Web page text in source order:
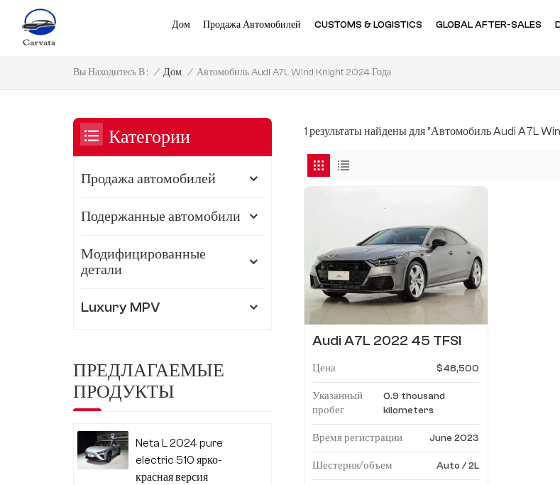
Дом Продажа Автомобилей CUSTOMS & LOGISTICS GLOBAL AFTER-SALES
Вы Находитесь В : / Дом / Автомобиль Audi A7L Wind Knight 2024 Года
1 результаты найдены для "Автомобиль Audi A7L
Audi A7L 2022 45 TFSI
Knight
Цена $48,500
Указанный
пробег
0.9 thousand
kilometers
Время регистрации June 2023
Шестерня/объем Auto / 2L
Категории
Продажа автомобилей
Подержанные автомобили
Модифицированные
детали
Luxury MPV
ПРЕДЛАГАЕМЫЕ
ПРОДУКТЫ
Neta L 2024 pure
electric 510 ярко-
красная версия